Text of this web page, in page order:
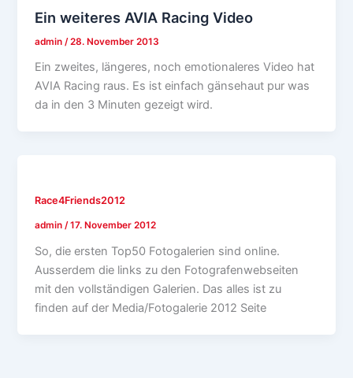
Ein weiteres AVIA Racing Video
admin /28. November 2013
Ein zweites, längeres, noch emotionaleres Video hat
AVIA Racing raus. Es ist einfach gänsehaut pur was
da in den 3 Minuten gezeigt wird.
Race4Friends2012
admin/17. November 2012
So, die ersten Top50 Fotogalerien sind online.
Ausserdem die links zu den Fotografenwebseiten
mit den vollständigen Galerien. Das alles ist zu
finden auf der Media/Fotogalerie 2012 Seite